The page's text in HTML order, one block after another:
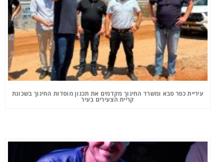
עיריית כפר סבא ומשרד החינוך מקדמים את תכנון מוסדות החינוך בשכונת
קריית הצעירים בעיר